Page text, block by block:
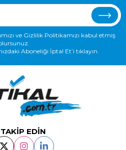
ve Gizlilik Politikamızı kabul etmiş
Aboneliği İptal Et’i tıklayın.
EDİN